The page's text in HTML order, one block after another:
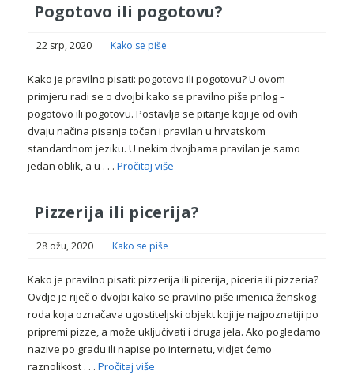
Pogotovo ili pogotovu?
22 srp, 2020 Kako se piše
Kako je pravilno pisati: pogotovo ili pogotovu? U ovom
primjeru radi se o dvojbi kako se pravilno piše prilog –
pogotovo ili pogotovu. Postavlja se pitanje koji je od ovih
dvaju načina pisanja točan i pravilan u hrvatskom
standardnom jeziku. U nekim dvojbama pravilan je samo
jedan oblik, a u . . . Pročitaj više
Pizzerija ili picerija?
28 ožu, 2020 Kako se piše
Kako je pravilno pisati: pizzerija ili picerija, piceria ili pizzeria?
Ovdje je riječ o dvojbi kako se pravilno piše imenica ženskog
roda koja označava ugostiteljski objekt koji je najpoznatiji po
pripremi pizze, a može uključivati i druga jela. Ako pogledamo
nazive po gradu ili napise po internetu, vidjet ćemo
raznolikost . . . Pročitaj više